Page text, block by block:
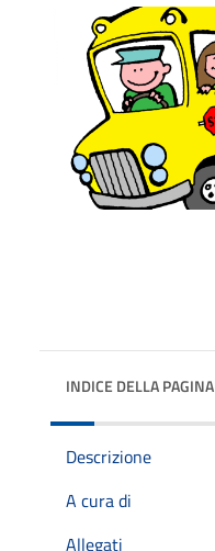
INDICE DELLA PAGINA
Descrizione
A cura di
Allegati